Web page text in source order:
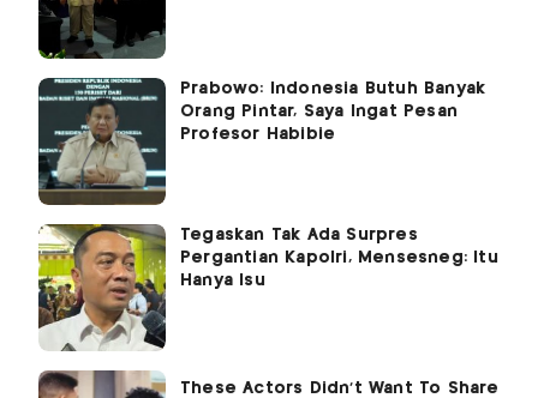
Prabowo: Indonesia Butuh Banyak
Orang Pintar, Saya Ingat Pesan
Profesor Habibie
Tegaskan Tak Ada Surpres
Pergantian Kapolri, Mensesneg: Itu
Hanya Isu